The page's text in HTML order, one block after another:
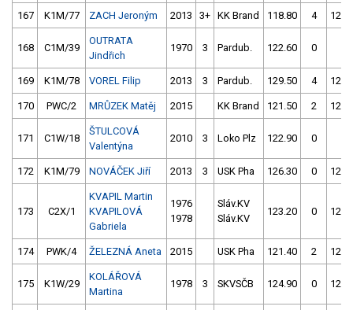
167 K1M/77 ZACH Jeroným 2013 3+ KK Brand 118.80 4
168 C1M/39
OUTRATA
Jindřich
1970 3 Pardub. 122.60 0
169 K1M/78 VOREL Filip 2013 3 Pardub. 129.50 4
170 PWC/2 MRŮZEK Matěj 2015 KK Brand 121.50 2
171 C1W/18
ŠTULCOVÁ
Valentýna
2010 3 Loko Plz 122.90 0
172 K1M/79 NOVÁČEK Jiří 2013 3 USK Pha 126.30 0
173 C2X/1
KVAPIL Martin
KVAPILOVÁ
Gabriela
1976
1978
Sláv.KV
Sláv.KV
123.20 0
174 PWK/4 ŽELEZNÁ Aneta 2015 USK Pha 121.40 2
175 K1W/29
KOLÁŘOVÁ
Martina
1978 3 SKVSČB 124.90 0